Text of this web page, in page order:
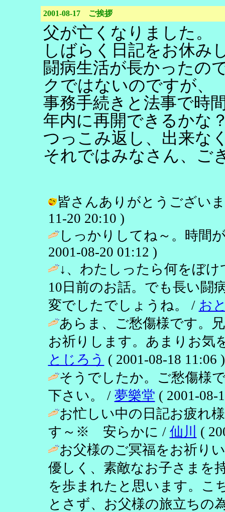
2001-08-17 ご挨拶
父が亡くなりました。
しばらく日記をお休み
闘病生活が長かったの
クではないのですが、
事務手続きと法事で時
年内に再開できるかな
つっこみ返し、出来な
それではみなさん、ご
皆さんありがとうござい
11-20 20:10 )
しっかりしてね～。時間
2001-08-20 01:12 )
↓、わたしったら何をぼ
10日前のお話。でも長い闘
変でしたでしょうね。 / お
あらま、ご愁傷様です。
お祈りします。あまりお気
とじろう ( 2001-08-18 11:06 )
そうでしたか。ご愁傷様
下さい。 / 夢樂堂 ( 2001-08-
お忙しい中の日記お疲れ
す～※ 安らかに / 仙川
(
お父様のご冥福をお祈り
優しく、素敵なお子さまを
を歩まれたと思います。こ
とさず、お父様の旅立ちの